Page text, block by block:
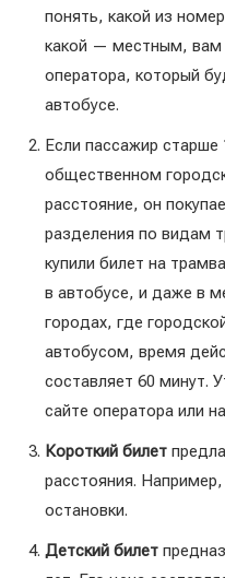
понять, какой из
какой — местным, вам
оператора, который
автобусе.
Если пассажир старше
общественном
расстояние, он
разделения по видам
купили билет на
в автобусе, и даже в
городах, где
автобусом, время
составляет 60 минут.
сайте оператора или
Короткий билет
расстояния.
остановки.
Детский билет